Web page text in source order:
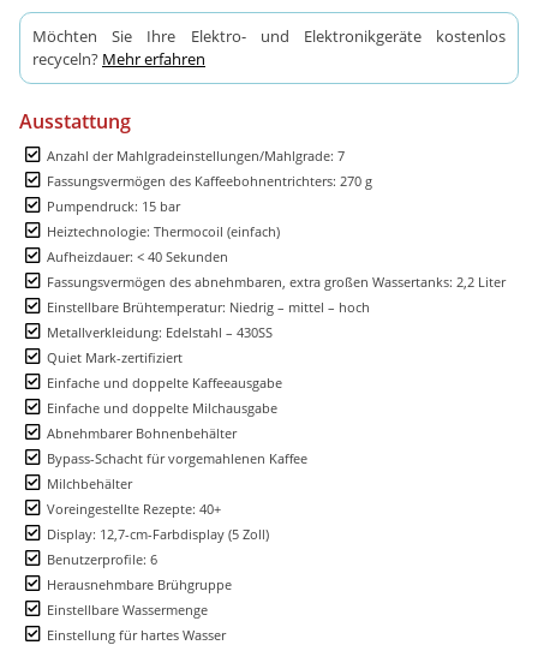
Möchten Sie Ihre Elektro- und Elektronikgeräte kostenlos
recyceln? Mehr erfahren
Ausstattung
Anzahl der Mahlgradeinstellungen/Mahlgrade: 7
Fassungsvermögen des Kaffeebohnentrichters: 270 g
Pumpendruck: 15 bar
Heiztechnologie: Thermocoil (einfach)
Aufheizdauer: < 40 Sekunden
Fassungsvermögen des abnehmbaren, extra großen Wassertanks: 2,2 Liter
Einstellbare Brühtemperatur: Niedrig – mittel – hoch
Metallverkleidung: Edelstahl – 430SS
Quiet Mark-zertifiziert
Einfache und doppelte Kaffeeausgabe
Einfache und doppelte Milchausgabe
Abnehmbarer Bohnenbehälter
Bypass-Schacht für vorgemahlenen Kaffee
Milchbehälter
Voreingestellte Rezepte: 40+
Display: 12,7-cm-Farbdisplay (5 Zoll)
Benutzerprofile: 6
Herausnehmbare Brühgruppe
Einstellbare Wassermenge
Einstellung für hartes Wasser